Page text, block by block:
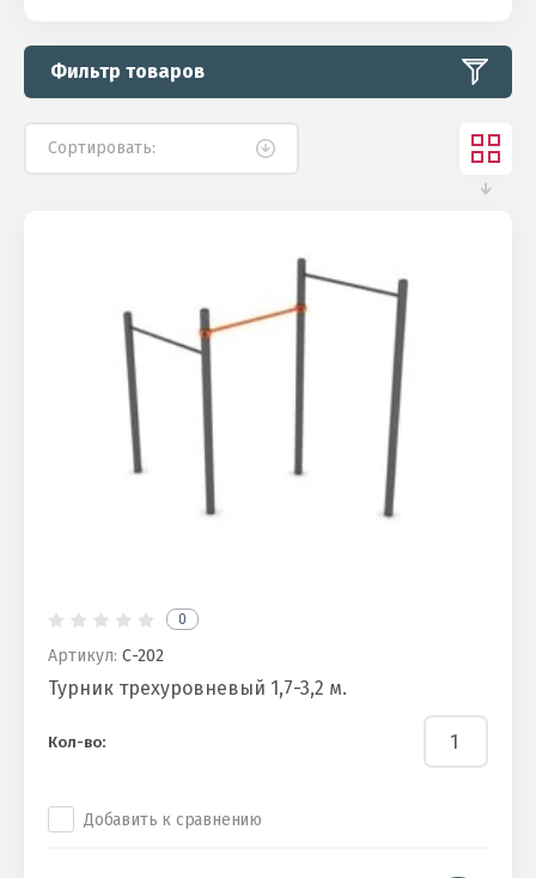
Фильтр товаров
Сортировать:
0
Артикул: С-202
Турник трехуровневый 1,7-3,2 м.
Кол-во:
Добавить к сравнению